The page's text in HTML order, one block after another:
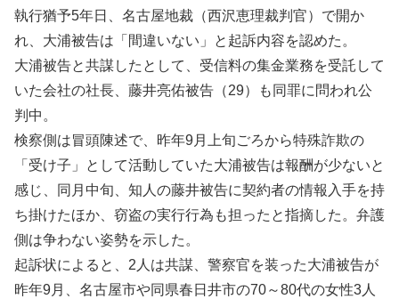
執行猶予5年日、名古屋地裁（西沢恵理裁判官）で開か
れ、大浦被告は「間違いない」と起訴内容を認めた。
大浦被告と共謀したとして、受信料の集金業務を受託して
いた会社の社長、藤井亮佑被告（29）も同罪に問われ公
判中。
検察側は冒頭陳述で、昨年9月上旬ごろから特殊詐欺の
「受け子」として活動していた大浦被告は報酬が少ないと
感じ、同月中旬、知人の藤井被告に契約者の情報入手を持
ち掛けたほか、窃盗の実行行為も担ったと指摘した。弁護
側は争わない姿勢を示した。
起訴状によると、2人は共謀、警察官を装った大浦被告が
昨年9月、名古屋市や同県春日井市の70～80代の女性3人